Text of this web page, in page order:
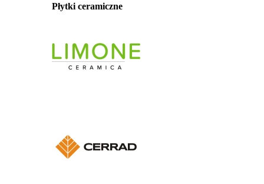
Płytki ceramiczne